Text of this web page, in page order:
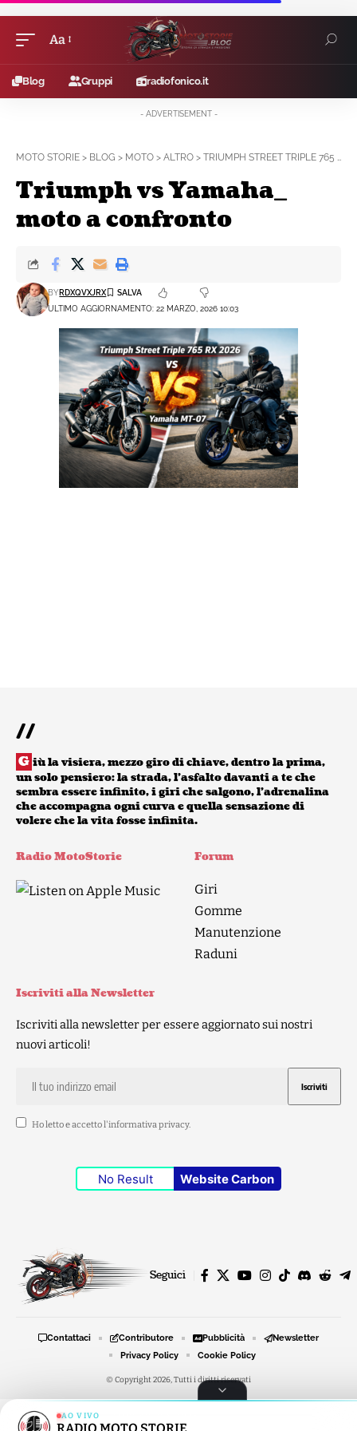
Font
Aa
Blog Gruppi radiofonico.it
- ADVERTISEMENT -
MOTO STORIE > BLOG > MOTO > ALTRO > TRIUMPH STREET TRIPLE 765 RX VS YAMAHA MT-07: DUE MONDI A CONFRONTO
Triumph vs Yamaha_
moto a confronto
ULTIMO AGGIORNAMENTO: 22 MARZO, 2026 10:03
BY RDXQVXJRX
//
G iù la visiera, mezzo giro di chiave, dentro la prima,
un solo pensiero: la strada, l’asfalto davanti a te che
sembra essere infinito, i giri che salgono, l’adrenalina
che accompagna ogni curva e quella sensazione di
volere che la vita fosse infinita.
Radio MotoStorie Forum
Giri
Gomme
Manutenzione
Raduni
Iscriviti alla Newsletter
Iscriviti alla newsletter per essere aggiornato sui nostri
nuovi articoli!
Ho letto e accetto l'informativa privacy.
No Result Website Carbon
Seguici
© Copyright 2026, Tutti i diritti riservati
Contattaci Contributore Pubblicità
Newsletter
Privacy Policy
Cookie Policy
AO VIVO